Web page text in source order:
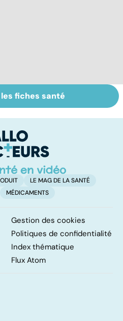
Muscler ses
abdos pour
ventre plat
fiches santé
LE MAG DE LA SANTÉ
MÉDICAMENTS
Gestion des cookies
Politiques de confidentialité
Index thématique
Flux Atom